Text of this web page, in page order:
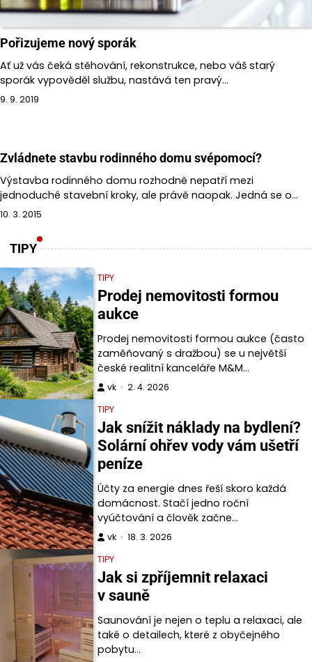
Pořizujeme nový sporák
Ať už vás čeká stěhování, rekonstrukce, nebo váš starý
sporák vypověděl službu, nastává ten pravý…
9. 9. 2019
Zvládnete stavbu rodinného domu svépomocí?
Výstavba rodinného domu rozhodně nepatří mezi
jednoduché stavební kroky, ale právě naopak. Jedná se o…
10. 3. 2015
TIPY
TIPY
Prodej nemovitosti formou
aukce
Prodej nemovitosti formou aukce (často
zaměňovaný s dražbou) se u největší
české realitní kanceláře M&M…
vk
2. 4. 2026
TIPY
Jak snížit náklady na bydlení?
Solární ohřev vody vám ušetří
peníze
Účty za energie dnes řeší skoro každá
domácnost. Stačí jedno roční
vyúčtování a člověk začne…
vk
18. 3. 2026
TIPY
Jak si zpříjemnit relaxaci
v sauně
Saunování je nejen o teplu a relaxaci, ale
také o detailech, které z obyčejného
pobytu…